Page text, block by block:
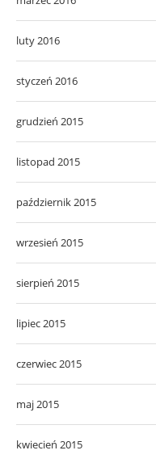
luty 2016
styczeń 2016
grudzień 2015
listopad 2015
październik 2015
wrzesień 2015
sierpień 2015
lipiec 2015
czerwiec 2015
maj 2015
kwiecień 2015